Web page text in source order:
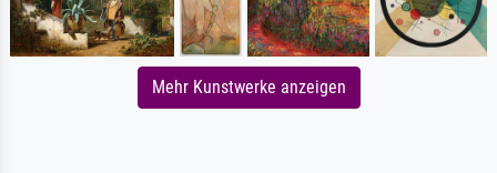
Mehr Kunstwerke anzeigen